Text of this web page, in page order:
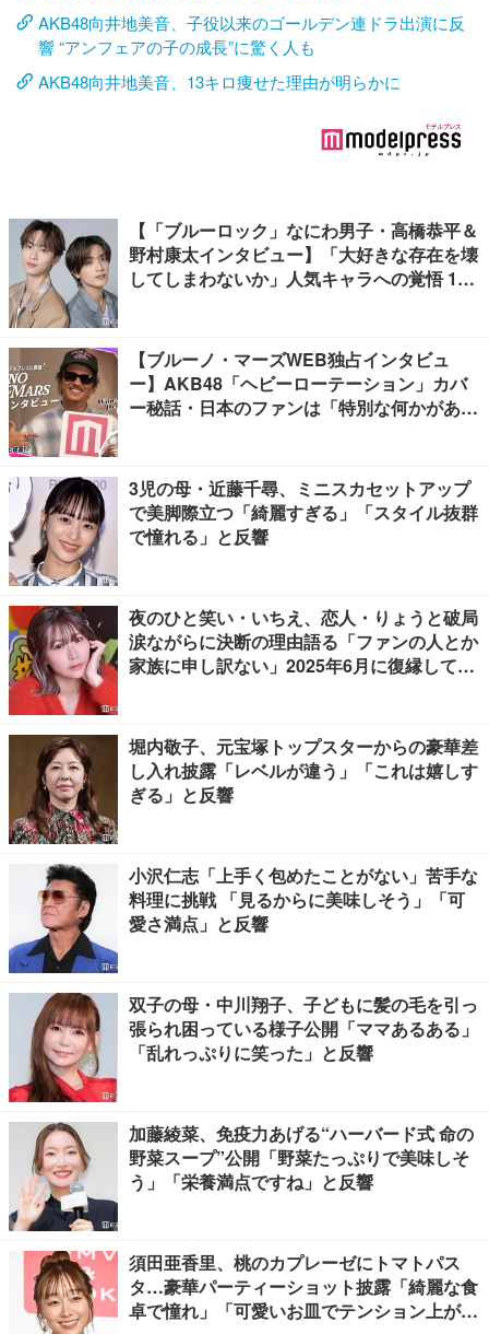
AKB48向井地美音、子役以来のゴールデン連ドラ出演に反
響 “アンフェアの子の成長”に驚く人も
AKB48向井地美音、13キロ痩せた理由が明らかに
【「ブルーロック」なにわ男子・高橋恭平＆
野村康太インタビュー】「大好きな存在を壊
してしまわないか」人気キャラへの覚悟 10
【ブルーノ・マーズWEB独占インタビュ
ー】AKB48「ヘビーローテーション」カバ
ー秘話・日本のファンは「特別な何かがあ
3児の母・近藤千尋、ミニスカセットアップ
で美脚際立つ「綺麗すぎる」「スタイル抜群
で憧れる」と反響
夜のひと笑い・いちえ、恋人・りょうと破局
涙ながらに決断の理由語る「ファンの人とか
家族に申し訳ない」2025年6月に復縁してい
堀内敬子、元宝塚トップスターからの豪華差
し入れ披露「レベルが違う」「これは嬉しす
ぎる」と反響
小沢仁志「上手く包めたことがない」苦手な
料理に挑戦 「見るからに美味しそう」「可
愛さ満点」と反響
双子の母・中川翔子、子どもに髪の毛を引っ
張られ困っている様子公開「ママあるある」
「乱れっぷりに笑った」と反響
加藤綾菜、免疫力あげる“ハーバード式 命の
野菜スープ”公開「野菜たっぷりで美味しそ
う」「栄養満点ですね」と反響
須田亜香里、桃のカプレーゼにトマトパス
タ…豪華パーティーショット披露「綺麗な食
卓で憧れ」「可愛いお皿でテンション上が